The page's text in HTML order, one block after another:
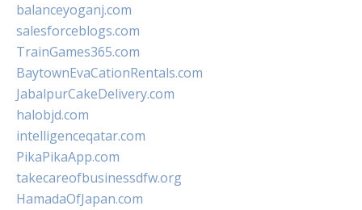
balanceyoganj.com
salesforceblogs.com
TrainGames365.com
BaytownEvaCationRentals.com
JabalpurCakeDelivery.com
halobjd.com
intelligenceqatar.com
PikaPikaApp.com
takecareofbusinessdfw.org
HamadaOfJapan.com